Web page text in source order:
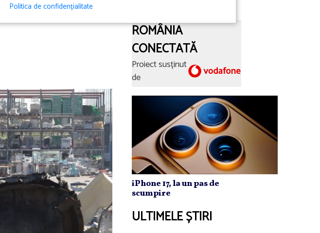
ROMÂNIA
CONECTATĂ
Proiect susținut
de
iPhone 17, la un pas de
scumpire
ULTIMELE ȘTIRI
Politica de confidențialitate